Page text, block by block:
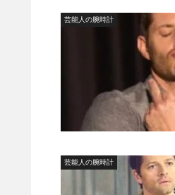
芸能人の腕時計
芸能人の腕時計